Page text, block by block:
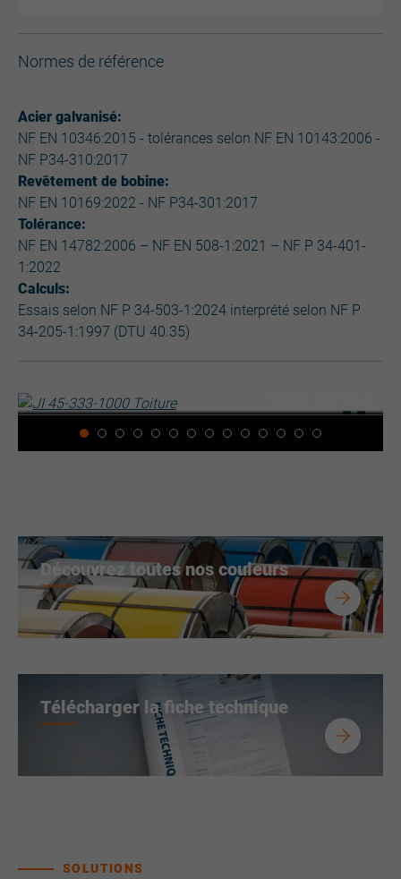
Normes de référence
Acier galvanisé:
NF EN 10346:2015 - tolérances selon NF EN 10143:2006 -
NF P34-310:2017
Revêtement de bobine:
NF EN 10169:2022 - NF P34-301:2017
Tolérance:
NF EN 14782:2006 – NF EN 508-1:2021 – NF P 34-401-
1:2022
Calculs:
Essais selon NF P 34-503-1:2024 interprété selon NF P
34-205-1:1997 (DTU 40.35)
Découvrez toutes nos couleurs
Télécharger la fiche technique
SOLUTIONS